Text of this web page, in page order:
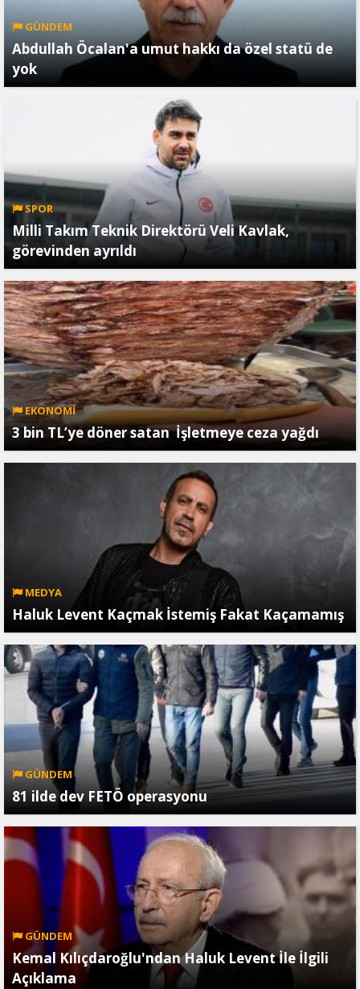
GÜNDEM
Abdullah Öcalan'a umut hakkı da özel statü de
yok
SPOR
Milli Takım Teknik Direktörü Veli Kavlak,
görevinden ayrıldı
EKONOMİ
3 bin TL’ye döner satan İşletmeye ceza yağdı
MEDYA
Haluk Levent Kaçmak İstemiş Fakat Kaçamamış
GÜNDEM
81 ilde dev FETÖ operasyonu
GÜNDEM
Kemal Kılıçdaroğlu'ndan Haluk Levent İle İlgili
Açıklama